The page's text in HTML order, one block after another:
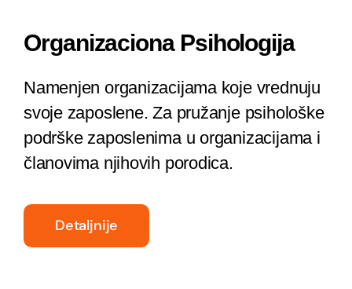
Organizaciona Psihologija
Namenjen organizacijama koje vrednuju
svoje zaposlene. Za pružanje psihološke
podrške zaposlenima u organizacijama i
članovima njihovih porodica.
Detaljnije